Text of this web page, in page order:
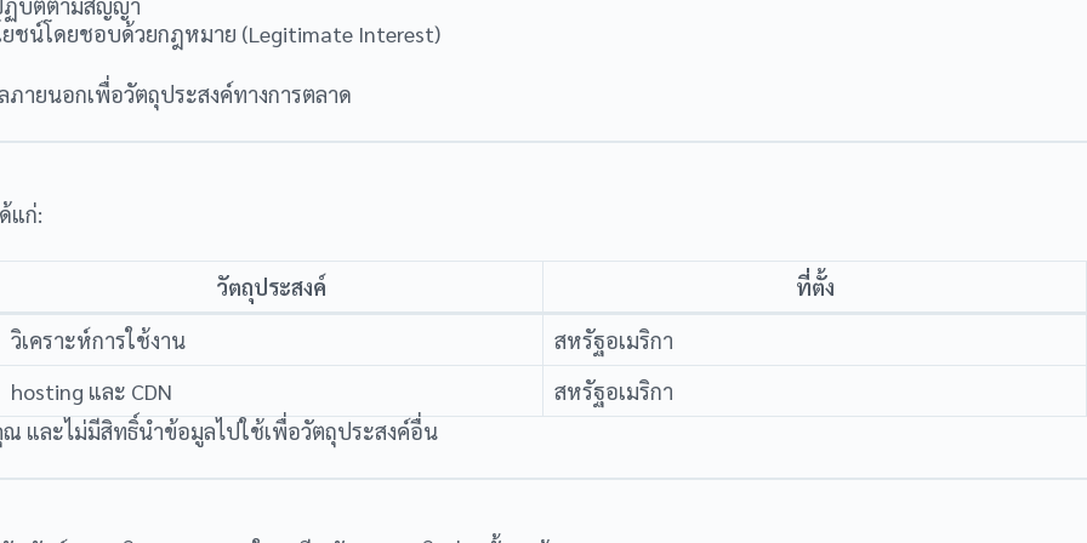
ชน์โดยชอบด้วยกฎหมาย (Legitimate Interest)
ายนอกเพื่อวัตถุประสงค์ทางการตลาด
แก่:
วัตถุประสงค์
ที่ตั้ง
วิเคราะห์การใช้งาน
สหรัฐอเมริกา
hosting และ CDN
สหรัฐอเมริกา
และไม่มีสิทธิ์นำข้อมูลไปใช้เพื่อวัตถุประสงค์อื่น